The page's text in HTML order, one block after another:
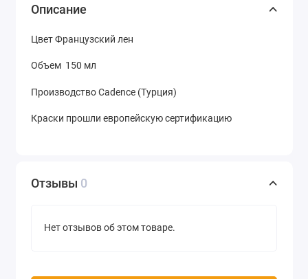
Описание
Цвет Французский лен
Объем 150 мл
Производство Cadence (Турция)
Краски прошли европейскую сертификацию
Отзывы 0
Нет отзывов об этом товаре.